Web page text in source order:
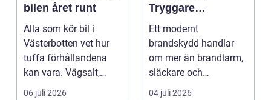
bilen året runt
Alla som kör bil i
Västerbotten vet hur
tuffa förhållandena
kan vara. Vägsalt,
grus, slask, stark so...
06 juli 2026
Tryggare
byggnader med
rätt kunskap
Ett modernt
brandskydd handlar
om mer än brandlarm,
släckare och
sprinklers. För att ...
04 juli 2026